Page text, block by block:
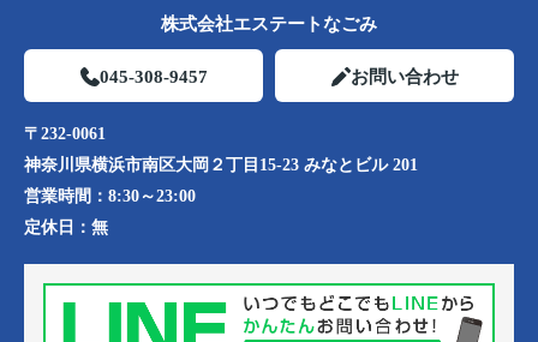
株式会社エステートなごみ
045-308-9457 お問い合わせ
〒232-0061
神奈川県横浜市南区大岡２丁目15-23 みなとビル 201
営業時間： 8:30～23:00
定休日： 無